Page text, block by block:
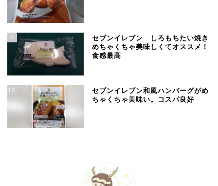
9
セブンイレブン しろもちたい焼き
めちゃくちゃ美味しくてオススメ！
食感最高
10
セブンイレブン和風ハンバーグがめ
ちゃくちゃ美味い。コスパ良好